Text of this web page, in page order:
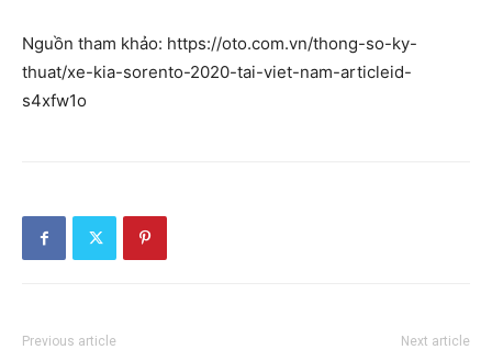
Nguồn tham khảo: https://oto.com.vn/thong-so-ky-
thuat/xe-kia-sorento-2020-tai-viet-nam-articleid-
s4xfw1o
Previous article Next article